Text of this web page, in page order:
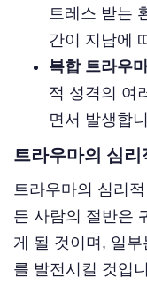
트레스 받는
간이 지남에
복합 트라우
적 성격의 여
면서 발생합
트라우마의 심리
트라우마의 심리
든 사람의 절반은
게 될 것이며, 일
를 발전시킬 것입